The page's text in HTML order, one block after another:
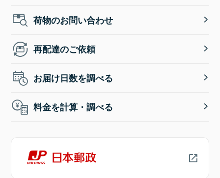
荷物のお問い合わせ
再配達のご依頼
お届け日数を調べる
料金を計算・調べる